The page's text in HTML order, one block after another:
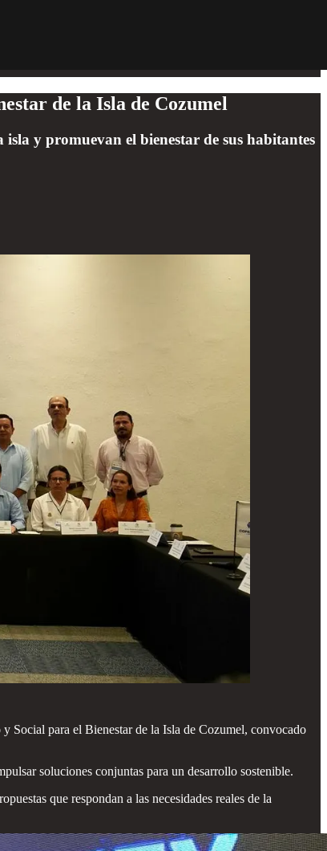
de la Isla de Cozumel
y promuevan el bienestar de sus habitantes
Social para el Bienestar de la Isla de Cozumel, convocado
soluciones conjuntas para un desarrollo sostenible.
que respondan a las necesidades reales de la